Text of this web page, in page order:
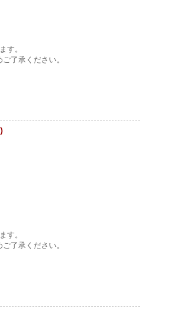
す。
了承ください。
す。
了承ください。